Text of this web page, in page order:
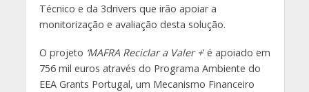
Técnico e da 3drivers que irão apoiar a
monitorização e avaliação desta solução.
O projeto ‘MAFRA Reciclar a Valer +’ é apoiado em
756 mil euros através do Programa Ambiente do
EEA Grants Portugal, um Mecanismo Financeiro